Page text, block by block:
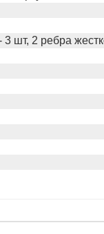
3 шт, 2 ребра